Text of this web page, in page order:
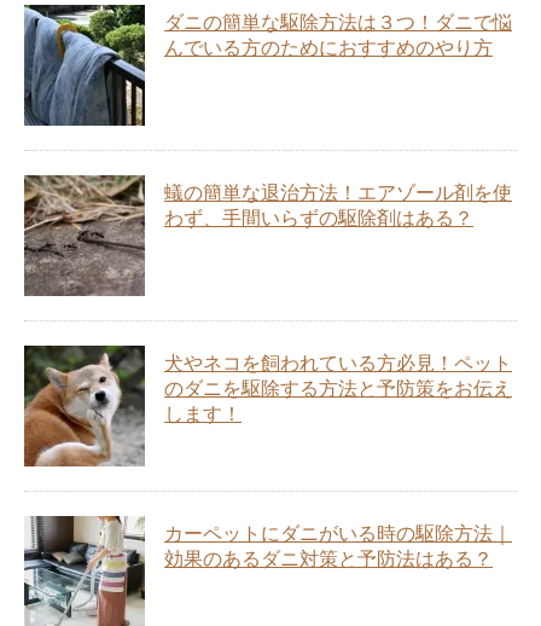
ダニの簡単な駆除方法は３つ！ダニで悩
んでいる方のためにおすすめのやり方
蟻の簡単な退治方法！エアゾール剤を使
わず、手間いらずの駆除剤はある？
犬やネコを飼われている方必見！ペット
のダニを駆除する方法と予防策をお伝え
します！
カーペットにダニがいる時の駆除方法｜
効果のあるダニ対策と予防法はある？